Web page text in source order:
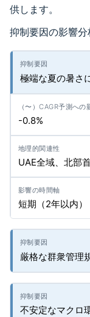
供します。
抑制要因の影響分
極端な夏の暑さ
-0.8%
UAE全域、北部
短期（2年以内）
厳格な群衆管理
不安定なマクロ